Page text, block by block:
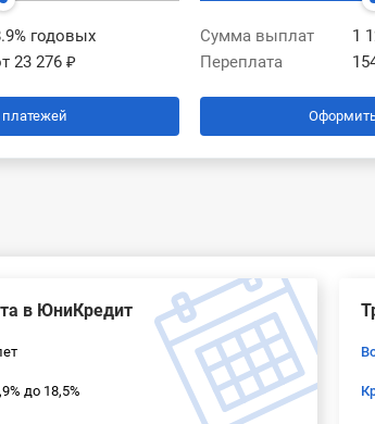
годовых
23 276 ₽
Сумма выплат
1
Переплата
в ЮниКредит
до 18,5%